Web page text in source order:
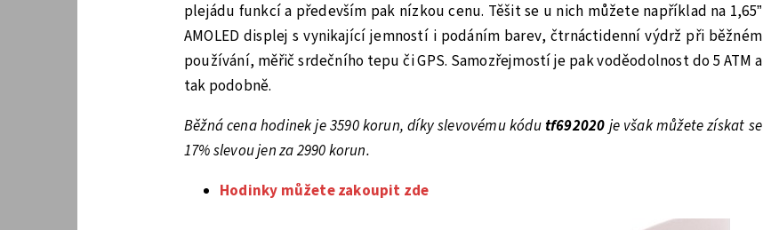
plejádu funkcí a především pak nízkou cenu. Těšit se u nich můžete například na 1,65”
AMOLED displej s vynikající jemností i podáním barev, čtrnáctidenní výdrž při běžném
používání, měřič srdečního tepu či GPS. Samozřejmostí je pak voděodolnost do 5 ATM a
tak podobně.
Běžná cena hodinek je 3590 korun, díky slevovému kódutf692020 je však můžete získat se
17% slevou jen za 2990 korun.
Hodinky můžete zakoupit zde